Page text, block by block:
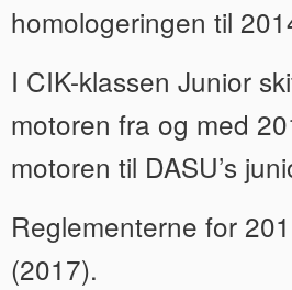
homologeringen til
I CIK-klassen Junior
motoren fra og med
motoren til DASU’s
Reglementerne for
(2017).